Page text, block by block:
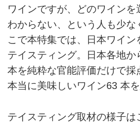
ワインですが、どのワインを
わからない、という人も少な
こで本特集では、日本ワイン
テイスティング。日本各地か
本を純粋な官能評価だけで採
本当に美味しいワイン63 本を
テイスティング取材の様子は